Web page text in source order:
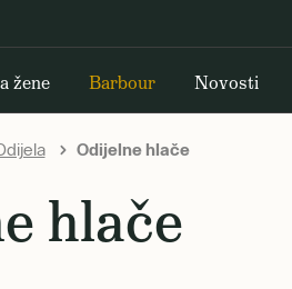
žene Barbour Novosti
Odijelne hlače
hlače